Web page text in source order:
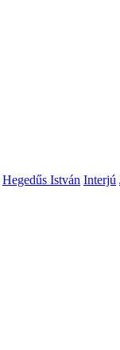
Hegedűs István Interjú